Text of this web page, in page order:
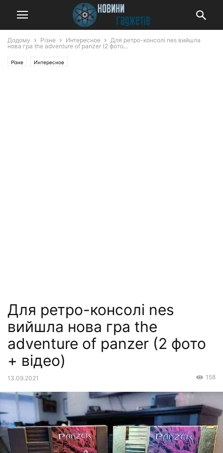
Додому Різне Интересное
Для ретро-консолі nes вийшла
нова гра the adventure of panzer (2 фото...
Різне Интересное
Для ретро-консолі nes
вийшла нова гра the
adventure of panzer (2 фото
+ відео)
13.09.2021 158